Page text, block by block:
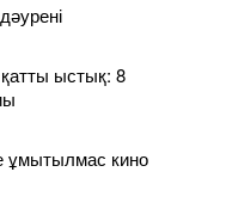
ыстық: 8
ұмытылмас кино